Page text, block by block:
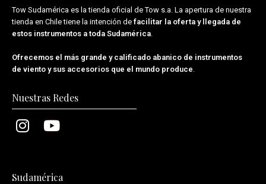
Tow Sudamérica es la tienda oficial deTow s.a. La apertura de nuestra
tienda en Chile tiene la intención de facilitar la oferta y llegada de
estos instrumentos a toda Sudamérica
Ofrecemos el más grande y calificado abanico de instrumentos
de viento y sus accesorios que el mundo produce
Nuestras Redes
Sudamérica